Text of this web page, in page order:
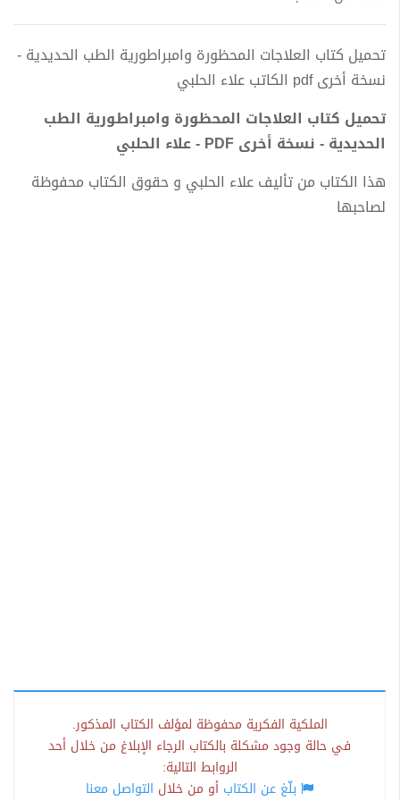
تحميل كتاب العلاجات المحظورة وامبراطورية الطب الحديدية -
نسخة أخرى pdf الكاتب علاء الحلبي
تحميل كتاب العلاجات المحظورة وامبراطورية الطب
الحديدية - نسخة أخرى PDF - علاء الحلبي
هذا الكتاب من تأليف علاء الحلبي و حقوق الكتاب محفوظة
لصاحبها
الملكية الفكرية محفوظة لمؤلف الكتاب المذكور.
في حالة وجود مشكلة بالكتاب الرجاء الإبلاغ من خلال أحد
الروابط التالية:
بلّغ عن الكتاب أو من خلال التواصل معنا